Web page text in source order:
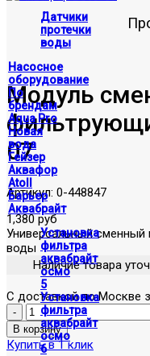
Датчики
протечки
воды
Насосное
оборудование
По
брендам
Aqua Pro
Новая
вода
Гейзер
Аквафор
Atoll
Барьер
Аквабрайт
Установка
фильтра
аквабрайт
осмо
5
Установка
фильтра
аквабрайт
осмо
6
Модуль
07
Артикул: 0-448847
1,380 руб
Универсальный
воды
Наличие товара
С доставкой по Москве
Купить в 1 клик